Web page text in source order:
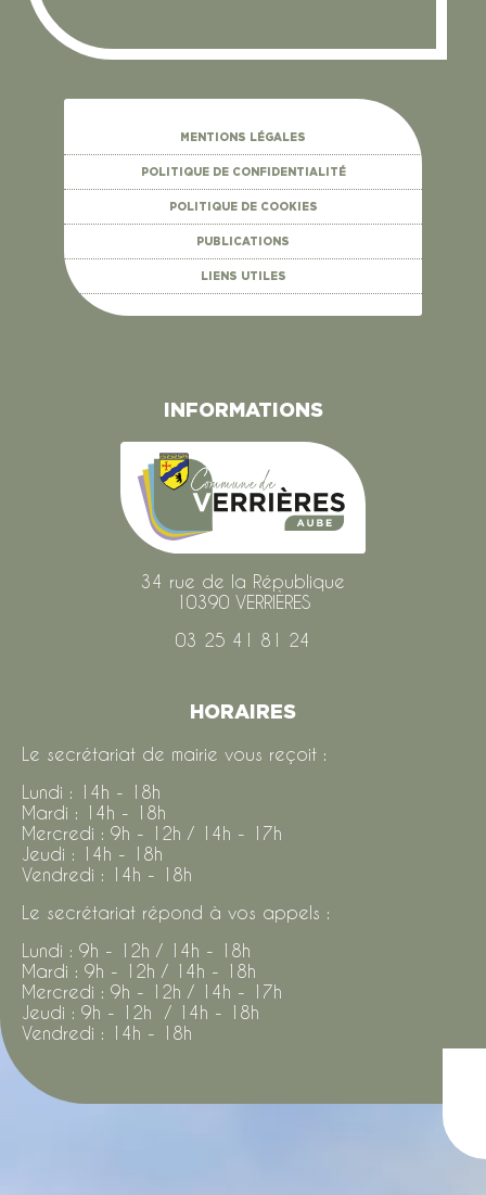
MENTIONS LÉGALES
POLITIQUE DE CONFIDENTIALITÉ
POLITIQUE DE COOKIES
PUBLICATIONS
LIENS UTILES
INFORMATIONS
34 rue de la République
10390 VERRIÈRES
03 25 41 81 24
HORAIRES
Le secrétariat de mairie vous reçoit :
Lundi : 14h - 18h
Mardi : 14h - 18h
Mercredi : 9h - 12h / 14h - 17h
Jeudi : 14h - 18h
Vendredi : 14h - 18h
Le secrétariat répond à vos appels :
Lundi : 9h - 12h / 14h - 18h
Mardi : 9h - 12h / 14h - 18h
Mercredi : 9h - 12h / 14h - 17h
Jeudi : 9h - 12h / 14h - 18h
Vendredi : 14h - 18h